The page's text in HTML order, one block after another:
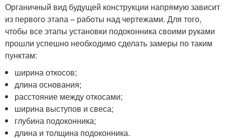
Органичный вид будущей конструкции напрямую зависит
из первого этапа – работы над чертежами. Для того,
чтобы все этапы установки подоконника своими руками
прошли успешно необходимо сделать замеры по таким
пунктам:
ширина откосов;
длина основания;
расстояние между откосами;
ширина выступов и свеса;
глубина подоконника;
длина и толщина подоконника.